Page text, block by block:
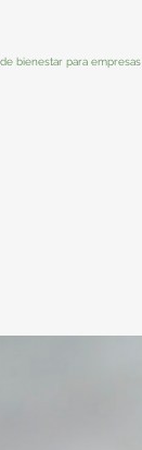
bienestar para empresas